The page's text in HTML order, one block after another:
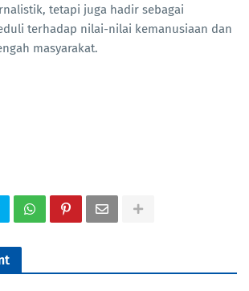
tetapi juga hadir sebagai
terhadap nilai-nilai kemanusiaan dan
masyarakat.